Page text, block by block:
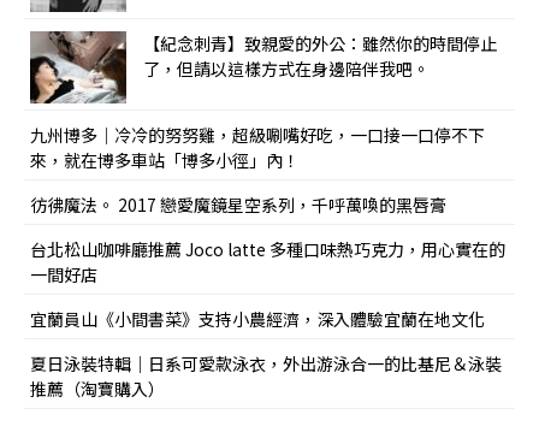
【紀念刺青】致親愛的外公：雖然你的時間停止
了，但請以這樣方式在身邊陪伴我吧。
九州博多｜冷冷的努努雞，超級唰嘴好吃，一口接一口停不下
來，就在博多車站「博多小徑」內！
彷彿魔法。 2017 戀愛魔鏡星空系列，千呼萬喚的黑唇膏
台北松山咖啡廳推薦 Joco latte 多種口味熱巧克力，用心實在的
一間好店
宜蘭員山《小間書菜》支持小農經濟，深入體驗宜蘭在地文化
夏日泳裝特輯｜日系可愛款泳衣，外出游泳合一的比基尼＆泳裝
推薦（淘寶購入）